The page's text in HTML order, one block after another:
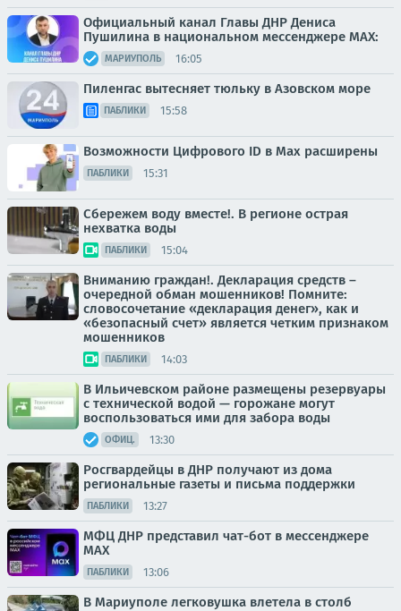
Официальный канал Главы ДНР Дениса
Пушилина в национальном мессенджере MAX:
МАРИУПОЛЬ 16:05
Пиленгас вытесняет тюльку в Азовском море
ПАБЛИКИ 15:58
Возможности Цифрового ID в Мах расширены
ПАБЛИКИ 15:31
Сбережем воду вместе!. В регионе острая
нехватка воды
ПАБЛИКИ 15:04
Вниманию граждан!. Декларация средств –
очередной обман мошенников! Помните:
словосочетание «декларация денег», как и
«безопасный счет» является четким признаком
мошенников
ПАБЛИКИ 14:03
В Ильичевском районе размещены резервуары
с технической водой — горожане могут
воспользоваться ими для забора воды
ОФИЦ. 13:30
Росгвардейцы в ДНР получают из дома
региональные газеты и письма поддержки
ПАБЛИКИ 13:27
МФЦ ДНР представил чат-бот в мессенджере
MAX
ПАБЛИКИ 13:06
В Мариуполе легковушка влетела в столб